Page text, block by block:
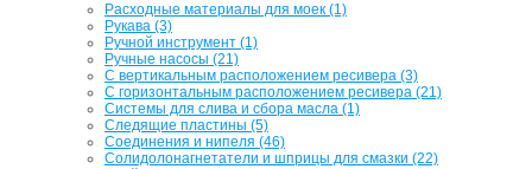
Расходные материалы для моек (1)
Рукава (3)
Ручной инструмент (1)
Ручные насосы (21)
С вертикальным расположением ресивера (3)
С горизонтальным расположением ресивера (21)
Системы для слива и сбора масла (1)
Следящие пластины (5)
Соединения и нипеля (46)
Солидолонагнетатели и шприцы для смазки (22)